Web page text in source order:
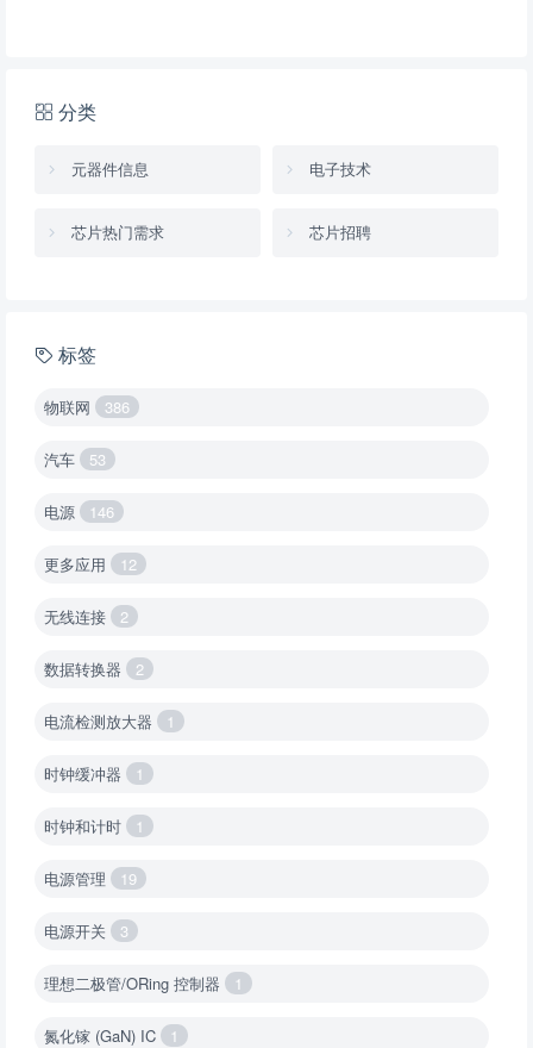
分类
元器件信息 电子技术
芯片热门需求 芯片招聘
标签
物联网 386
汽车 53
电源 146
更多应用 12
无线连接 2
数据转换器 2
电流检测放大器 1
时钟缓冲器 1
时钟和计时 1
电源管理 19
电源开关 3
理想二极管/ORing 控制器 1
氮化镓 (GaN) IC 1